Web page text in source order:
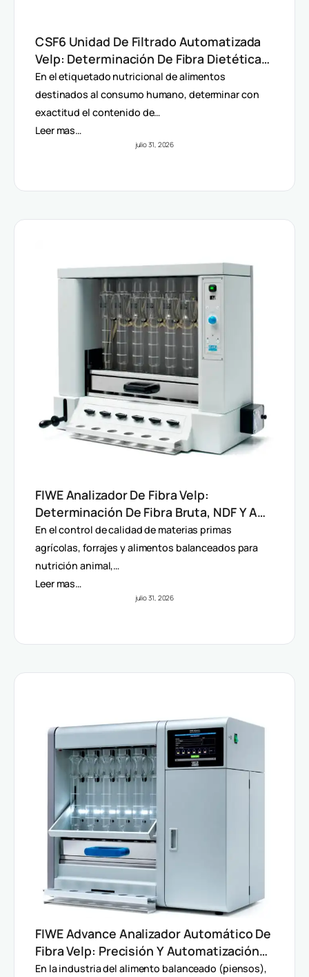
CSF6 Unidad De Filtrado Automatizada
Velp: Determinación De Fibra Dietética
(AOAC)
En el etiquetado nutricional de alimentos
destinados al consumo humano, determinar con
exactitud el contenido de…
Leer mas…
julio 31, 2026
FIWE Analizador De Fibra Velp:
Determinación De Fibra Bruta, NDF Y ADF
En Alimentos Y Piensos
En el control de calidad de materias primas
agrícolas, forrajes y alimentos balanceados para
nutrición animal,…
Leer mas…
julio 31, 2026
FIWE Advance Analizador Automático De
Fibra Velp: Precisión Y Automatización
En Método Van Soest
En la industria del alimento balanceado (piensos),